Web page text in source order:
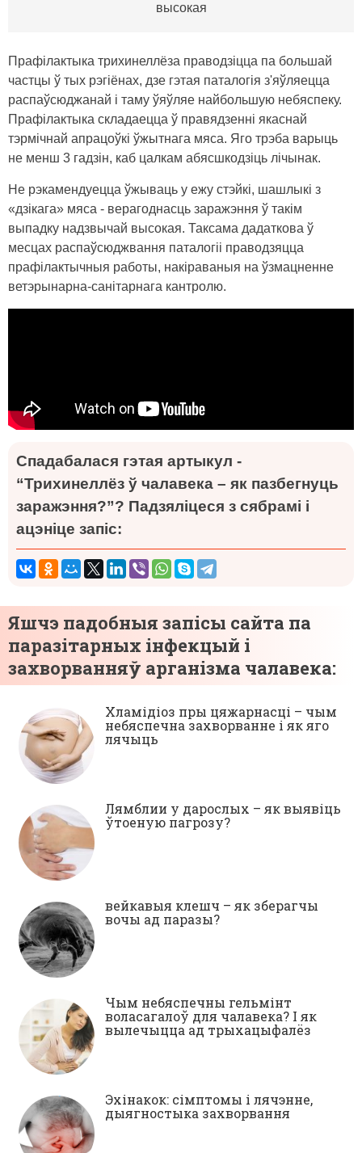
высокая
Прафілактыка трихинеллёза праводзіцца па большай
частцы ў тых рэгіёнах, дзе гэтая паталогія з'яўляецца
распаўсюджанай і таму ўяўляе найбольшую небяспеку.
Прафілактыка складаецца ў правядзенні якаснай
тэрмічнай апрацоўкі ўжытнага мяса. Яго трэба варыць
не менш 3 гадзін, каб цалкам абясшкодзіць лічынак.
Не рэкамендуецца ўжываць у ежу стэйкі, шашлыкі з
«дзікага» мяса - верагоднасць заражэння ў такім
выпадку надзвычай высокая. Таксама дадаткова ў
месцах распаўсюджвання паталогіі праводзяцца
прафілактычныя работы, накіраваныя на ўзмацненне
ветэрынарна-санітарнага кантролю.
Спадабалася гэтая артыкул -
“Трихинеллёз ў чалавека – як пазбегнуць
заражэння?”? Падзяліцеся з сябрамі і
ацэніце запіс:
Яшчэ падобныя запісы сайта па
паразітарных інфекцый і
захворванняў арганізма чалавека:
Хламідіоз пры цяжарнасці – чым
небяспечна захворванне і як яго
лячыць
Лямблии у дарослых – як выявіць
ўтоеную пагрозу?
вейкавыя клешч – як зберагчы
вочы ад паразы?
Чым небяспечны гельмінт
воласагалоў для чалавека? І як
вылечыцца ад трыхацыфалёз
Эхінакок: сімптомы і лячэнне,
дыягностыка захворвання